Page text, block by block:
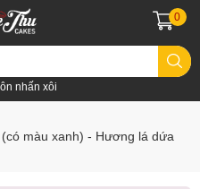
nhấn xôi
0
màu xanh) - Hương lá dứa